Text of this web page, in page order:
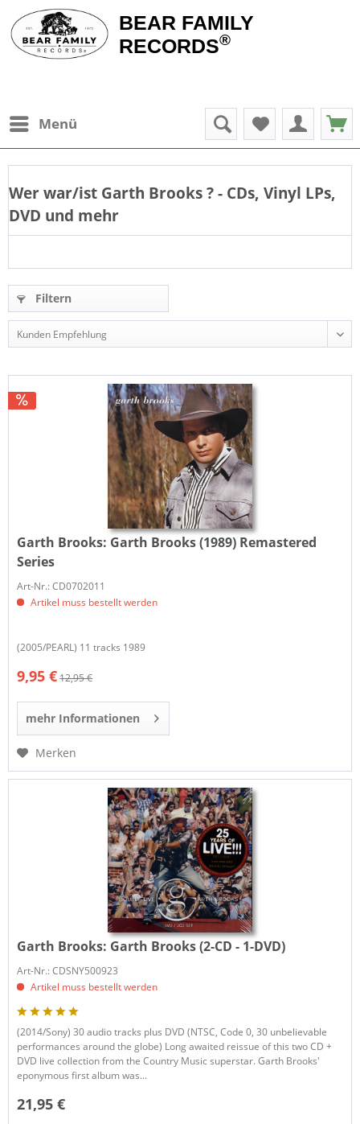
BEAR FAMILY
RECORDS®
Menü
Wer war/ist Garth Brooks? - CDs, Vinyl LPs,
DVD und mehr
Filtern
Garth Brooks: Garth Brooks (1989) Remastered
Series
Art-Nr.: CD0702011
Artikel muss bestellt werden
(2005/PEARL) 11 tracks 1989
9,95 €12,95 €
mehr Informationen
Merken
Garth Brooks: Garth Brooks (2-CD - 1-DVD)
Art-Nr.: CDSNY500923
Artikel muss bestellt werden
(2014/Sony) 30 audio tracks plus DVD (NTSC, Code 0, 30 unbelievable
performances around the globe) Long awaited reissue of this two CD +
DVD live collection from the Country Music superstar. Garth Brooks'
eponymous first album was...
21,95 €